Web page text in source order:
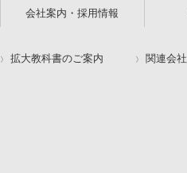
会社案内・採用情報
拡大教科書のご案内 関連会社